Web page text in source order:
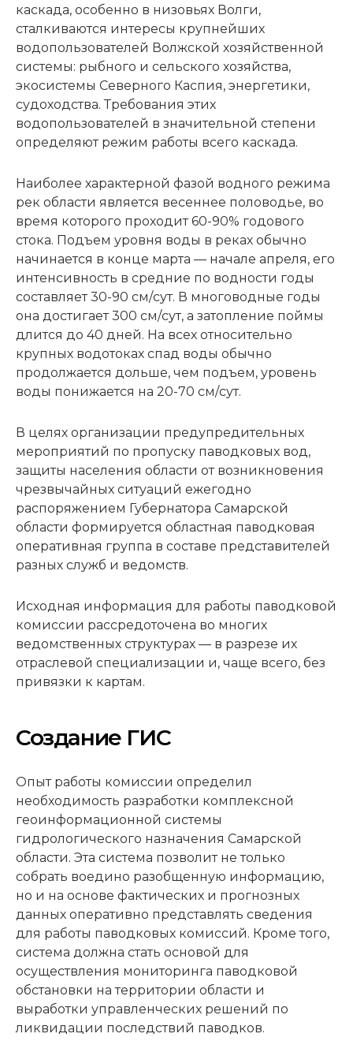
каскада, особенно в низовьях Волги,
сталкиваются интересы крупнейших
водопользователей Волжской хозяйственной
системы: рыбного и сельского хозяйства,
экосистемы Северного Каспия, энергетики,
судоходства. Требования этих
водопользователей в значительной степени
определяют режим работы всего каскада.
Наиболее характерной фазой водного режима
рек области является весеннее половодье, во
время которого проходит 60-90% годового
стока. Подъем уровня воды в реках обычно
начинается в конце марта — начале апреля, его
интенсивность в средние по водности годы
составляет 30-90 см/сут. В многоводные годы
она достигает 300 см/сут, а затопление поймы
длится до 40 дней. На всех относительно
крупных водотоках спад воды обычно
продолжается дольше, чем подъем, уровень
воды понижается на 20-70 см/сут.
В целях организации предупредительных
мероприятий по пропуску паводковых вод,
защиты населения области от возникновения
чрезвычайных ситуаций ежегодно
распоряжением Губернатора Самарской
области формируется областная паводковая
оперативная группа в составе представителей
разных служб и ведомств.
Исходная информация для работы паводковой
комиссии рассредоточена во многих
ведомственных структурах — в разрезе их
отраслевой специализации и, чаще всего, без
привязки к картам.
Создание ГИС
Опыт работы комиссии определил
необходимость разработки комплексной
геоинформационной системы
гидрологического назначения Самарской
области. Эта система позволит не только
собрать воедино разобщенную информацию,
но и на основе фактических и прогнозных
данных оперативно представлять сведения
для работы паводковых комиссий. Кроме того,
система должна стать основой для
осуществления мониторинга паводковой
обстановки на территории области и
выработки управленческих решений по
ликвидации последствий паводков.